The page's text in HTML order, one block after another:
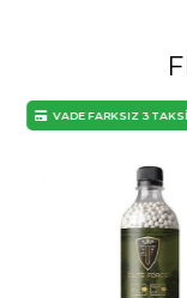
VADE FARKSIZ 3 TAKSİT